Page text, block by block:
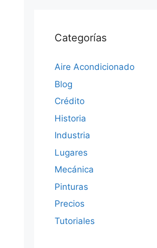
Categorías
Aire Acondicionado
Blog
Crédito
Historia
Industria
Lugares
Mecánica
Pinturas
Precios
Tutoriales